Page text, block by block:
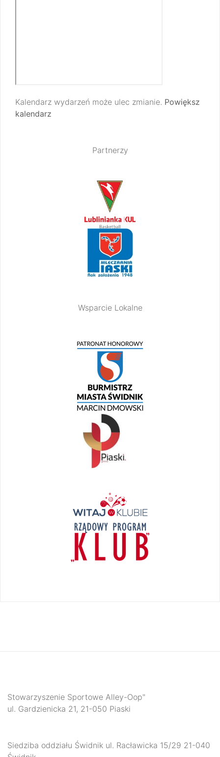
Kalendarz wydarzeń może ulec zmianie. Powiększ
kalendarz
Partnerzy
Wsparcie Lokalne
Stowarzyszenie Sportowe Alley-Oop"
ul. Gardzienicka 21, 21-050 Piaski
Siedziba oddziału Świdnik ul. Racławicka 15/29 21-040